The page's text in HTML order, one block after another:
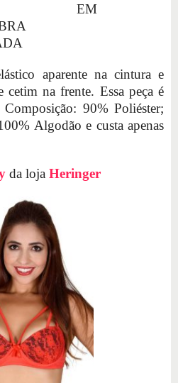
EM
aparente na cintura e
na frente. Essa peça é
90% Poliéster;
Algodão e custa apenas
da loja Heringer